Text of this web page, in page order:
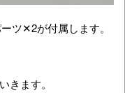
ツ✕2が付属します。
きます。